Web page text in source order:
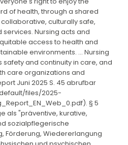
of health, through a shared
culturally safe,
Nursing acts and
access to health and
environments. ... Nursing
and continuity in care, and
care organizations and
Juni 2025 S. 45 abrufbar
files/2025-
§ 5
als "präventive, kurative,
sozialpflegerische
Förderung, Wiedererlangung